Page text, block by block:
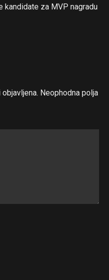
kandidate za MVP nagradu
Neophodna polja